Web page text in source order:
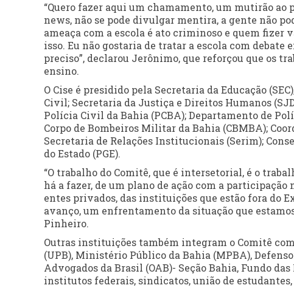
“Quero fazer aqui um chamamento, um mutirão
news, não se pode divulgar mentira, a gente não
ameaça com a escola é ato criminoso e quem
isso. Eu não gostaria de tratar a escola com debate
preciso”, declarou Jerônimo, que reforçou que os
ensino.
O Cise é presidido pela Secretaria da Educação
Civil; Secretaria da Justiça e Direitos Humanos
Polícia Civil da Bahia (PCBA); Departamento de
Corpo de Bombeiros Militar da Bahia (CBMBA);
Secretaria de Relações Institucionais (Serim);
do Estado (PGE).
“O trabalho do Comitê, que é intersetorial, é o
há a fazer, de um plano de ação com a
entes privados, das instituições que estão fora do
avanço, um enfrentamento da situação que
Pinheiro.
Outras instituições também integram o Comitê
(UPB), Ministério Público da Bahia (MPBA),
Advogados da Brasil (OAB)- Seção Bahia, Fundo
institutos federais, sindicatos, união de